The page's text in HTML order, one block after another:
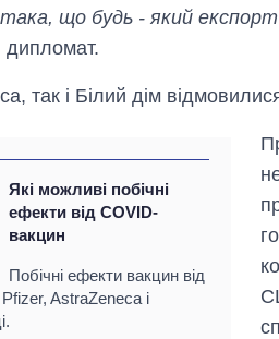
що будь - який
дипломат.
так і Білий дім
Які можливі побічні
ефекти від COVID-
вакцин
Побічні ефекти вакцин від
AstraZeneca і